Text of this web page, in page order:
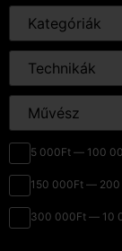
5 000Ft — 100
150 000Ft —
300 000Ft — 10